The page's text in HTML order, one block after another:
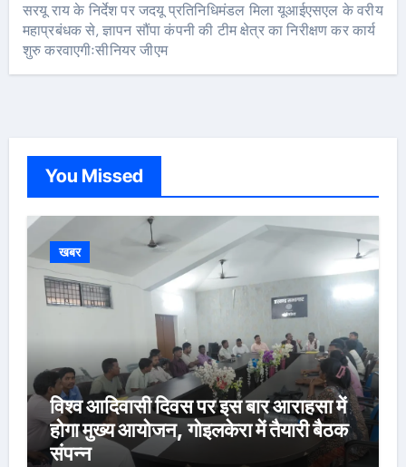
सरयू राय के निर्देश पर जदयू प्रतिनिधिमंडल मिला यूआईएसएल के वरीय
महाप्रबंधक से, ज्ञापन सौंपा कंपनी की टीम क्षेत्र का निरीक्षण कर कार्य
शुरु करवाएगीःसीनियर जीएम
You Missed
खबर
विश्व आदिवासी दिवस पर इस बार आराहसा में
होगा मुख्य आयोजन, गोइलकेरा में तैयारी बैठक
संपन्न